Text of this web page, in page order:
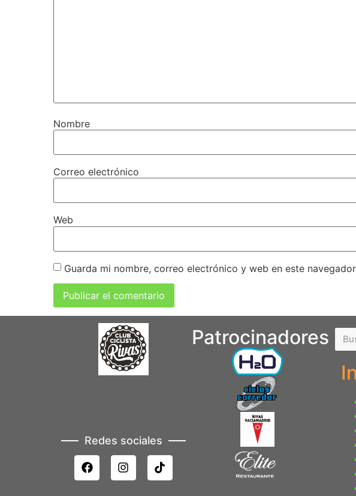
Nombre
Correo electrónico
Web
Guarda mi nombre, correo electrónico y web en este
Redes sociales
Patrocinadores